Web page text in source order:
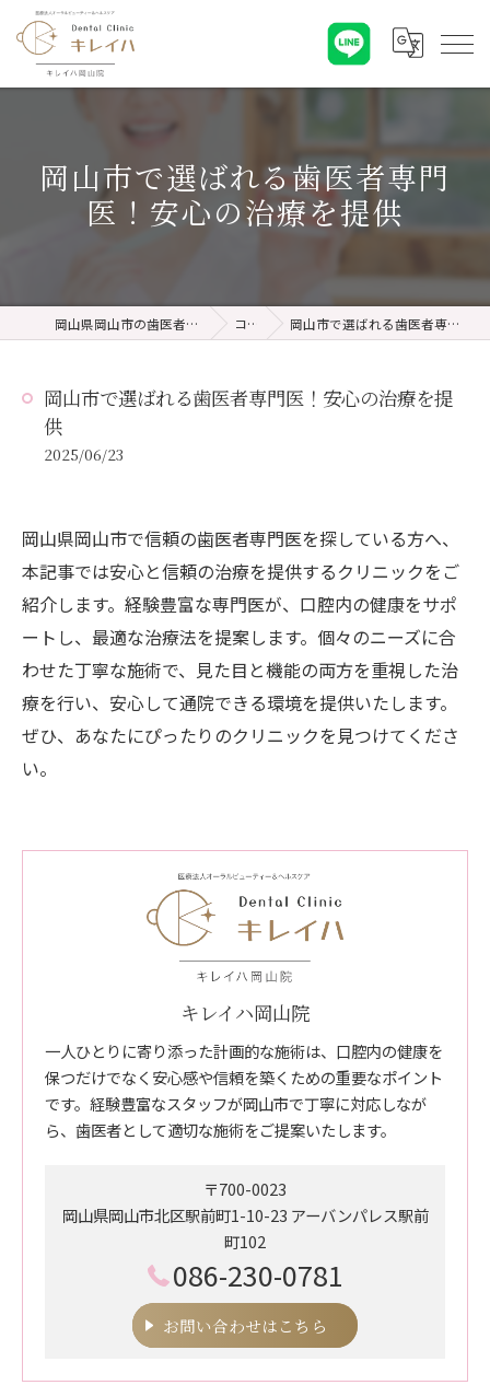
岡山市で選ばれる歯医者専門
医！安心の治療を提供
岡山県岡山市の歯医者ならキレイハ岡山院 コラム 岡山市で選ばれる歯医者専門医！安心の治療を提供
岡山市で選ばれる歯医者専門医！安心の治療を提
供
2025/06/23
岡山県岡山市で信頼の歯医者専門医を探している方へ、
本記事では安心と信頼の治療を提供するクリニックをご
紹介します。経験豊富な専門医が、口腔内の健康をサポ
ートし、最適な治療法を提案します。個々のニーズに合
わせた丁寧な施術で、見た目と機能の両方を重視した治
療を行い、安心して通院できる環境を提供いたします。
ぜひ、あなたにぴったりのクリニックを見つけてくださ
い。
キレイハ岡山院
一人ひとりに寄り添った計画的な施術は、口腔内の健康を
保つだけでなく安心感や信頼を築くための重要なポイント
です。経験豊富なスタッフが岡山市で丁寧に対応しなが
ら、歯医者として適切な施術をご提案いたします。
〒700-0023
岡山県岡山市北区駅前町1-10-23 アーバンパレス駅前
町102
086-230-0781
お問い合わせはこちら